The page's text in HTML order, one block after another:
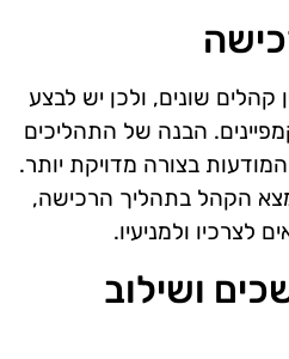
שונים, ולכן יש לבצע
הבנה של התהליכים
בצורה מדויקת יותר.
הקהל בתהליך הרכישה,
לצרכיו ולמניעיו.
ושילוב